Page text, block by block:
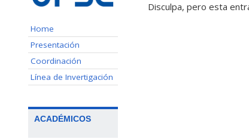
Home
Presentación
Coordinación
Línea de Invertigación
ACADÉMICOS
Disculpa, pero esta